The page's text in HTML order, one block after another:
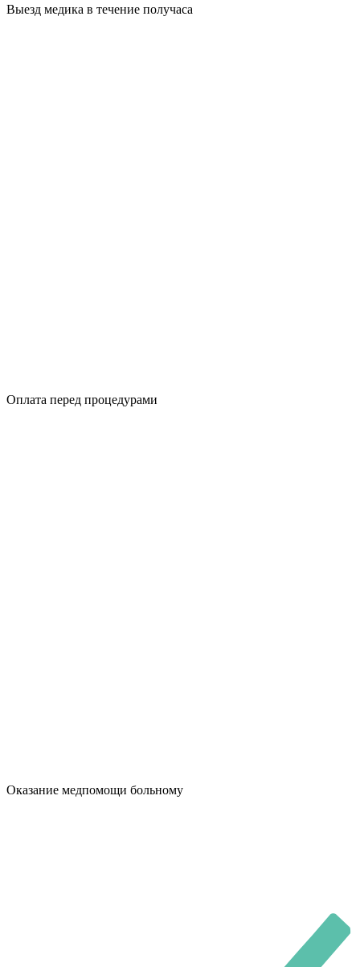
Выезд медика в течение получаса
Оплата перед процедурами
Оказание медпомощи больному